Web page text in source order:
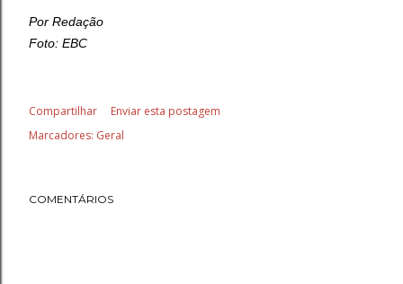
Por Redação
Foto: EBC
Compartilhar
Enviar esta postagem
Marcadores: Geral
COMENTÁRIOS